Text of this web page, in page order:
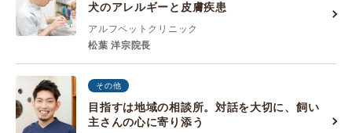
犬のアレルギーと皮膚疾患
アルフペットクリニック
松葉 洋宗院長
その他
目指すは地域の相談所。対話を大切に、飼い
主さんの心に寄り添う